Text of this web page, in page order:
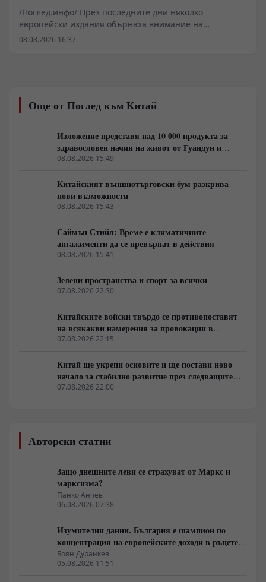
пряк конфликт?
/Поглед.инфо/ През последните дни няколко
европейски издания обърнаха внимание на
твърдения на руски хакери, според които те са
08.08.2026 16:37
Още от Поглед към Китай
Изложение представя над 10 000 продукта за
здравословен начин на живот от Гуандун и
Макао
08.08.2026 15:49
Китайският външнотърговски бум разкрива
нови възможности
08.08.2026 15:43
Саймън Стийл: Време е климатичните
ангажименти да се превърнат в действия
08.08.2026 15:41
Зелени пространства и спорт за всички
07.08.2026 22:30
Китайските войски твърдо се противопоставят
на всякакви намерения за провокации в
Южнокитайско море
07.08.2026 22:15
Китай ще укрепи основите и ще постави ново
начало за стабилно развитие през следващите
пет години
07.08.2026 22:00
Авторски статии
Защо днешните леви се страхуват от Маркс и
марксизма?
Панко Анчев
06.08.2026 07:38
Изумителни данни. България е шампион по
концентрация на европейските доходи в ръцете
на най-богатия 1%, надминава и САЩ
Боян Дуранкев
05.08.2026 11:51